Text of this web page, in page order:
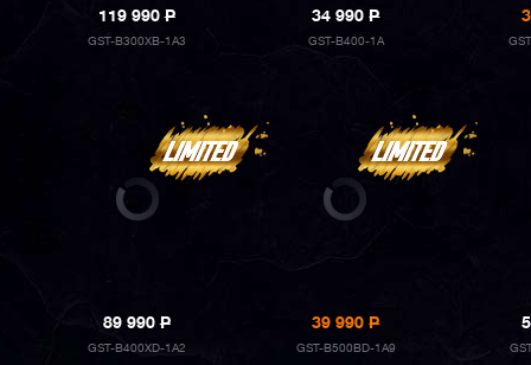
119 990P
GST-B300XB-1A3
34 990P
GST-B400-1A
89 990P
GST-B400XD-1A2
39 990P
GST-B500BD-1A9